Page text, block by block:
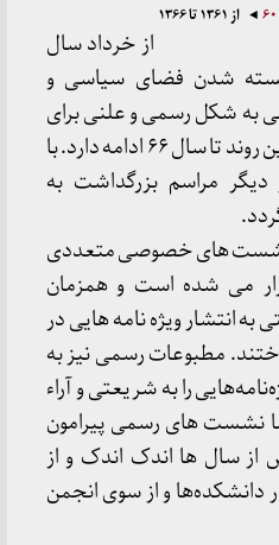
از ۱۳۶۱ تا ۱۳۶۶
از خرداد سال
بسته شدن فضای سیاسی و
به شکل رسمی و علنی برای
شریعتی مجوز نمی‌گیرد. این روند تا سال ۶۶ ادامه دارد. با
مراسم بزرگداشت به
نشست های خصوصی متعددی
می شده است و همزمان
به انتشار ویژه نامه هایی در
مطبوعات رسمی نیز به
را به شریعتی و آراء
نشست های رسمی پیرامون
سال ها اندک اندک و از
و از سوی انجمن